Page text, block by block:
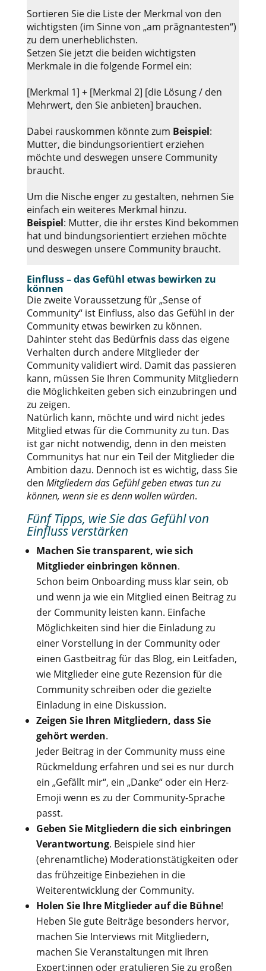
Sortieren Sie die Liste der Merkmal von den
wichtigsten (im Sinne von „am prägnantesten“)
zu dem unerheblichsten.
Setzen Sie jetzt die beiden wichtigsten
Merkmale in die folgende Formel ein:
[Merkmal 1] + [Merkmal 2] [die Lösung / den
Mehrwert, den Sie anbieten] brauchen.
Dabei rauskommen könnte zum Beispiel:
Mutter, die bindungsorientiert erziehen
möchte und deswegen unsere Community
braucht.
Um die Nische enger zu gestalten, nehmen Sie
einfach ein weiteres Merkmal hinzu.
Beispiel: Mutter, die ihr erstes Kind bekommen
hat und bindungsorientiert erziehen möchte
und deswegen unsere Community braucht.
Einfluss – das Gefühl etwas bewirken zu
können
Die zweite Voraussetzung für „Sense of
Community“ ist Einfluss, also das Gefühl in der
Community etwas bewirken zu können.
Dahinter steht das Bedürfnis dass das eigene
Verhalten durch andere Mitglieder der
Community validiert wird. Damit das passieren
kann, müssen Sie Ihren Community Mitgliedern
die Möglichkeiten geben sich einzubringen und
zu zeigen.
Natürlich kann, möchte und wird nicht jedes
Mitglied etwas für die Community zu tun. Das
ist gar nicht notwendig, denn in den meisten
Communitys hat nur ein Teil der Mitglieder die
Ambition dazu. Dennoch ist es wichtig, dass Sie
den Mitgliedern das Gefühl geben etwas tun zu
können, wenn sie es denn wollen würden.
Fünf Tipps, wie Sie das Gefühl von
Einfluss verstärken
Machen Sie transparent, wie sich
Mitglieder einbringen können.
Schon beim Onboarding muss klar sein, ob
und wenn ja wie ein Mitglied einen Beitrag zu
der Community leisten kann. Einfache
Möglichkeiten sind hier die Einladung zu
einer Vorstellung in der Community oder
einen Gastbeitrag für das Blog, ein Leitfaden,
wie Mitglieder eine gute Rezension für die
Community schreiben oder die gezielte
Einladung in eine Diskussion.
Zeigen Sie Ihren Mitgliedern, dass Sie
gehört werden.
Jeder Beitrag in der Community muss eine
Rückmeldung erfahren und sei es nur durch
ein „Gefällt mir“, ein „Danke“ oder ein Herz-
Emoji wenn es zu der Community-Sprache
passt.
Geben Sie Mitgliedern die sich einbringen
Verantwortung. Beispiele sind hier
(ehrenamtliche) Moderationstätigkeiten oder
das frühzeitige Einbeziehen in die
Weiterentwicklung der Community.
Holen Sie Ihre Mitglieder auf die Bühne!
Heben Sie gute Beiträge besonders hervor,
machen Sie Interviews mit Mitgliedern,
machen Sie Veranstaltungen mit Ihren
Expert:innen oder gratulieren Sie zu großen